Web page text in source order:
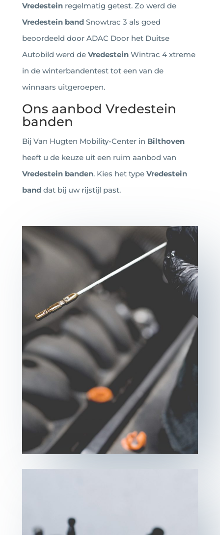
Vredesteinregelmatig getest. Zo werd de
Vredestein bandSnowtrac 3 als goed
beoordeeld door ADAC Door het Duitse
Autobild werd de VredesteinWintrac 4 xtreme
in de winterbandentest tot een van de
winnaars uitgeroepen.
Ons aanbod Vredestein
banden
Bij Van Hugten Mobility-Center in Bilthoven
heeft u de keuze uit een ruim aanbod van
Vredestein banden. Kies het type Vredestein
banddat bij uw rijstijl past.